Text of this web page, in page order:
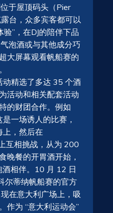
于屋顶码头（Pier
台，众多宾客都可以
”，在DJ的陪伴下品
泡酒或与其他成分巧
大屏幕观看帆船赛的
精选了多达 35 个酒
活动和相关配套活动
的财团合作。例如
一场诱人的比赛，
上，然后在
互相挑战，从为 200
晚餐的开胃酒开始，
相伴。10 月 12 日
尔蒂纳帆船赛的官方
在意大利广场上，吸
作为 “意大利运动会”